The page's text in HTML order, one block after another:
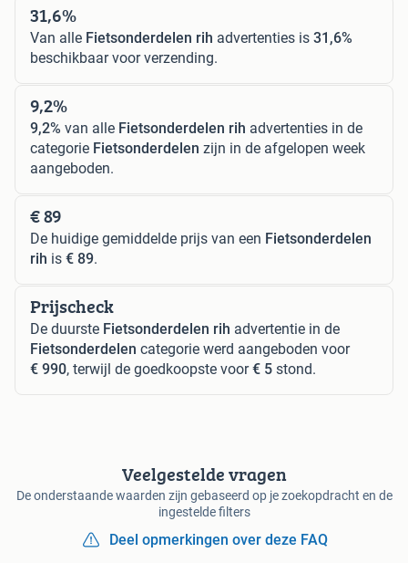
31,6%
Van alle Fietsonderdelen rih advertenties is 31,6%
beschikbaar voor verzending.
9,2%
9,2% van alle Fietsonderdelen rih advertenties in de
categorie Fietsonderdelen zijn in de afgelopen week
aangeboden.
€ 89
De huidige gemiddelde prijs van een Fietsonderdelen
rih is € 89.
Prijscheck
De duurste Fietsonderdelen rih advertentie in de
Fietsonderdelen categorie werd aangeboden voor
€ 990, terwijl de goedkoopste voor€ 5 stond.
Veelgestelde vragen
De onderstaande waarden zijn gebaseerd op je zoekopdracht en de
ingestelde filters
Deel opmerkingen over deze FAQ